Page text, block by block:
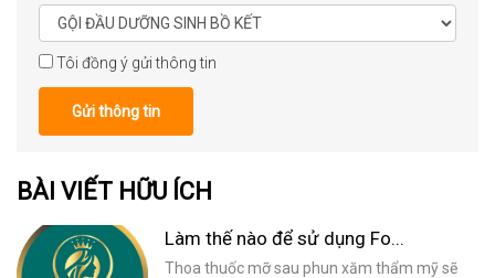
Tôi đồng ý gửi thông tin
Gửi thông tin
BÀI VIẾT HỮU ÍCH
Làm thế nào để sử dụng Fo...
Thoa thuốc mỡ sau phun xăm thẩm mỹ sẽ